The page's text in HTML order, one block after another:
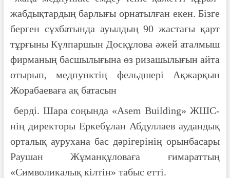
жабдықтардың барлығы орнатылған екен. Бізге
берген сұхбатында ауылдың 90 жастағы қарт
тұрғыны Күлпаршын Досқұлова әжей аталмыш
фирманың басшылығына өз ризашылығын айта
отырып, медпунктің фельдшері Ақжарқын
Жорабаеваға ақ батасын
берді. Шара соңында «Asem Building» ЖШС-
нің директоры Еркебұлан Абдуллаев аудандық
орталық аурухана бас дәрігерінің орынбасары
Раушан Жұманқұловаға ғимараттың
«Символикалық кілтін» табыс етті.